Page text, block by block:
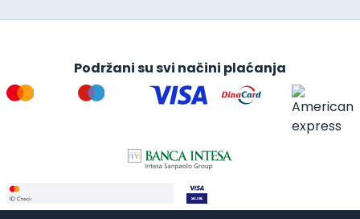
Podržani su svi načini plaćanja